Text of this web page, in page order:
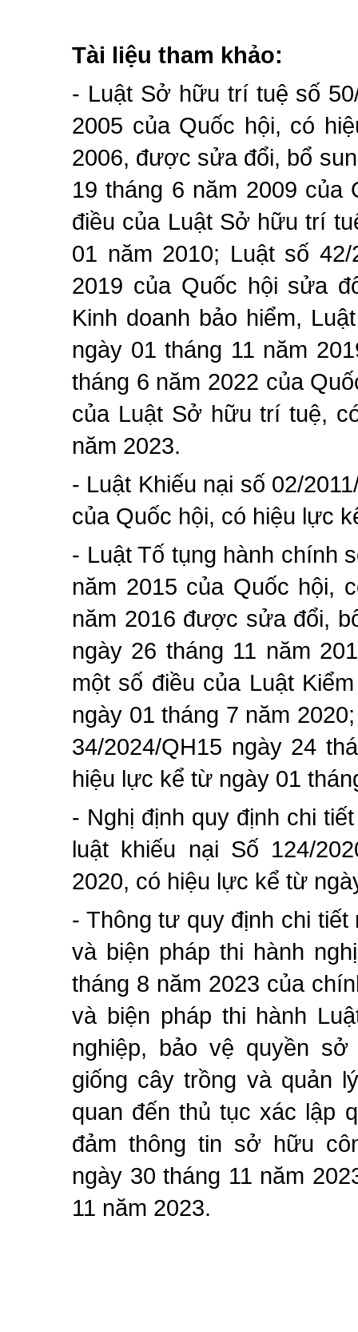
Tài liệu tham khảo:
- Luật Sở hữu trí tuệ số
2005 của Quốc hội, có
2006, được sửa đổi, bổ
19 tháng 6 năm 2009 của
điều của Luật Sở hữu trí
01 năm 2010; Luật số
2019 của Quốc hội sửa
Kinh doanh bảo hiểm,
ngày 01 tháng 11 năm
tháng 6 năm 2022 của
của Luật Sở hữu trí tuệ,
năm 2023.
- Luật Khiếu nại số 02/
của Quốc hội, có hiệu lực
- Luật Tố tụng hành chính
năm 2015 của Quốc hội,
năm 2016 được sửa đổi,
ngày 26 tháng 11 năm
một số điều của Luật
ngày 01 tháng 7 năm
34/2024/QH15 ngày 24
hiệu lực kể từ ngày 01
- Nghị định quy định chi
luật khiếu nại Số 124/
2020, có hiệu lực kể từ
- Thông tư quy định chi
và biện pháp thi hành
tháng 8 năm 2023 của
và biện pháp thi hành
nghiệp, bảo vệ quyền
giống cây trồng và quản
quan đến thủ tục xác lập
đảm thông tin sở hữu
ngày 30 tháng 11 năm
11 năm 2023.